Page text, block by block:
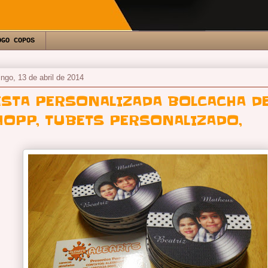
COPOS
13 de abril de 2014
PERSONALIZADA BOLCACHA
TUBETS PERSONALIZADO,